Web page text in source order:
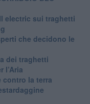
electric sui traghetti
che decidono le
dei traghetti​
l’Aria
contro la terra